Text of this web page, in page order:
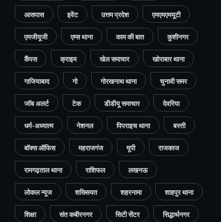
आसपास इवेंट उत्तम प्रदेश एमएमएमयूटी
एमजीयूजी एम्स थाना काम की बात कुशीनगर
कैंपस क्राइम खेल समाचार खोराबार थाना
गाजियाबाद गो गोरखनाथ थाना चुनावी समर
जॉब अलर्ट टेक डीडीयू समाचार देवरिया
धर्म-अध्यात्म नेशनल पिपराइच थाना बस्ती
बॉक्स ऑफिस महराजगंज यूपी राजकाज
रामगढ़ताल थाना राशिफल लखनऊ
लोकल न्यूज शख्सियत शहरनामा शाहपुर थाना
शिक्षा संत कबीरनगर सिटी सेंटर सिद्धार्थनगर